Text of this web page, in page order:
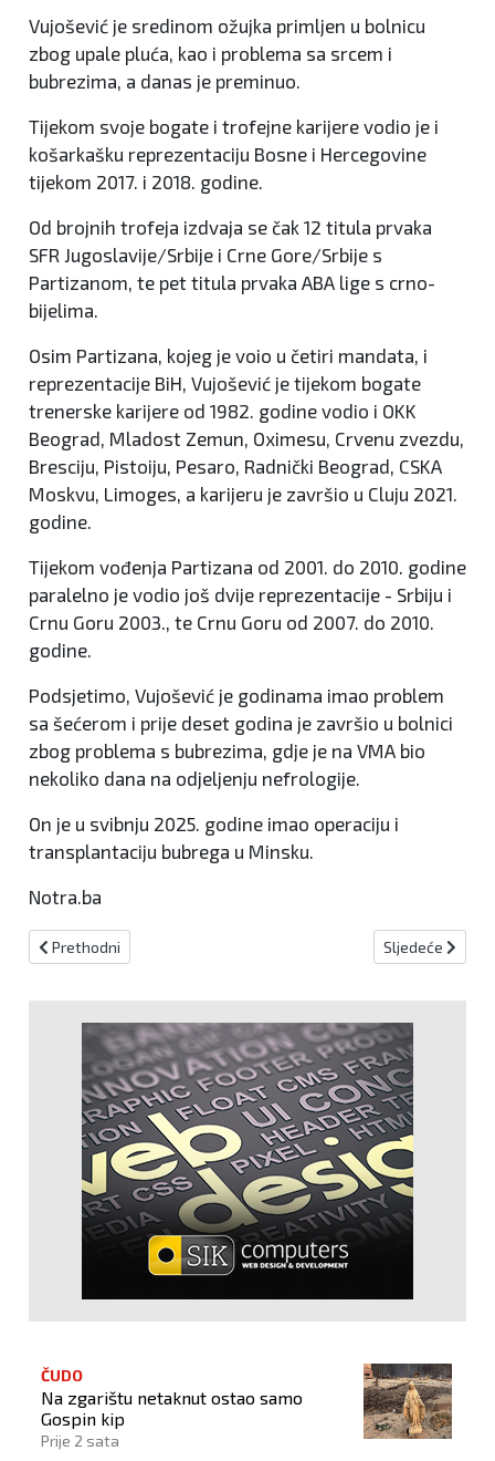
Vujošević je sredinom ožujka primljen u bolnicu
zbog upale pluća, kao i problema sa srcem i
bubrezima, a danas je preminuo.
Tijekom svoje bogate i trofejne karijere vodio je i
košarkašku reprezentaciju Bosne i Hercegovine
tijekom 2017. i 2018. godine.
Od brojnih trofeja izdvaja se čak 12 titula prvaka
SFR Jugoslavije/Srbije i Crne Gore/Srbije s
Partizanom, te pet titula prvaka ABA lige s crno-
bijelima.
Osim Partizana, kojeg je voio u četiri mandata, i
reprezentacije BiH, Vujošević je tijekom bogate
trenerske karijere od 1982. godine vodio i OKK
Beograd, Mladost Zemun, Oximesu, Crvenu zvezdu,
Bresciju, Pistoiju, Pesaro, Radnički Beograd, CSKA
Moskvu, Limoges, a karijeru je završio u Cluju 2021.
godine.
Tijekom vođenja Partizana od 2001. do 2010. godine
paralelno je vodio još dvije reprezentacije - Srbiju i
Crnu Goru 2003., te Crnu Goru od 2007. do 2010.
godine.
Podsjetimo, Vujošević je godinama imao problem
sa šećerom i prije deset godina je završio u bolnici
zbog problema s bubrezima, gdje je na VMA bio
nekoliko dana na odjeljenju nefrologije.
On je u svibnju 2025. godine imao operaciju i
transplantaciju bubrega u Minsku.
Notra.ba
Prethodni članak: Radnik ostao neporažen protiv Zrinjskog,
Prethodni Sljedeći
Sljedeće
ČUDO
Na zgarištu netaknut ostao samo
Gospin kip
Prije 2 sata